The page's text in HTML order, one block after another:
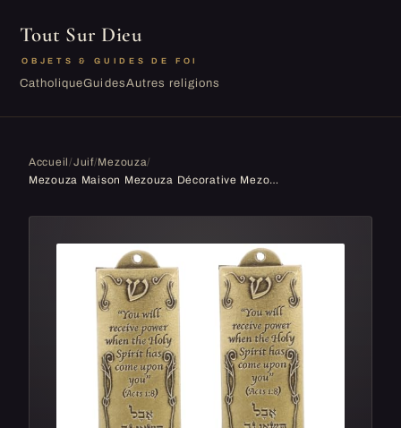
Tout Sur Dieu
OBJETS & GUIDES DE FOI
CatholiqueGuidesAutres religions
Accueil/Juif/Mezouza/
Mezouza Maison Mezouza Décorative Mezouza Prière Mezouza Décor Mezouza Maison Décor Catholique Mezouza Décor Métal Saint Mezouza